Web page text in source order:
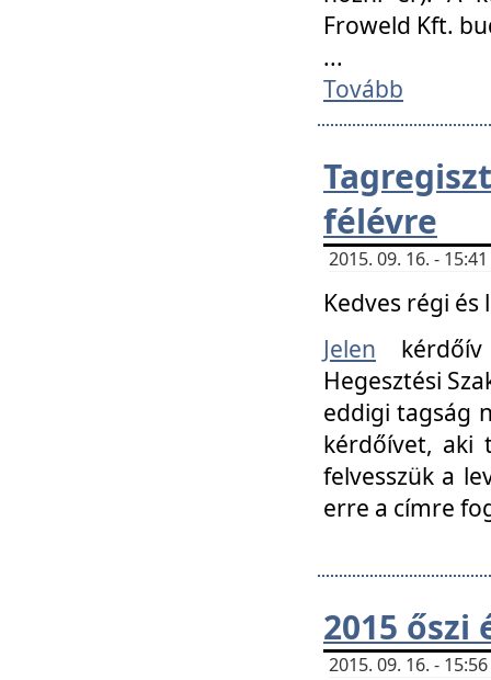
Froweld Kft.
...
Tovább
félévre
2015. 09. 16. -
Kedves régi
Jelen
Hegesztési
eddigi tagság
kérdőívet, aki
felvesszük a
erre a címre
2015 őszi
2015. 09. 16. -